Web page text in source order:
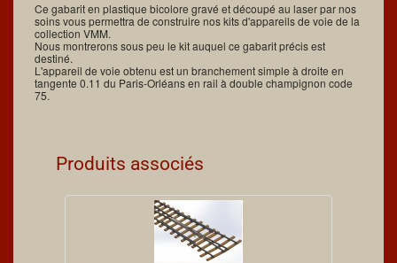
Ce gabarit en plastique bicolore gravé et découpé au laser par nos
soins vous permettra de construire nos kits d'appareils de voie de la
collection VMM.
Nous montrerons sous peu le kit auquel ce gabarit précis est
destiné.
L'appareil de voie obtenu est un branchement simple à droite en
tangente 0.11 du Paris-Orléans en rail à double champignon code
75.
Produits associés